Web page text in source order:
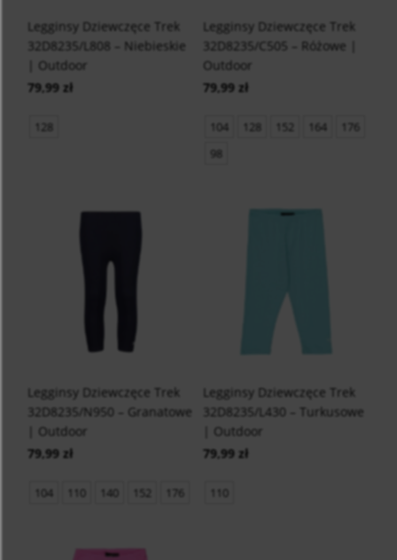
Legginsy Dziewczęce Trek
32D8235/L808 – Niebieskie
| Outdoor
79,99 zł
128
Legginsy Dziewczęce Trek
32D8235/C505 – Różowe |
Outdoor
79,99 zł
104 128 152 164
176
98
Legginsy Dziewczęce Trek
32D8235/N950 – Granatowe
| Outdoor
79,99 zł
104 110 140 152 176
Legginsy Dziewczęce Trek
32D8235/L430 – Turkusowe
| Outdoor
79,99 zł
110